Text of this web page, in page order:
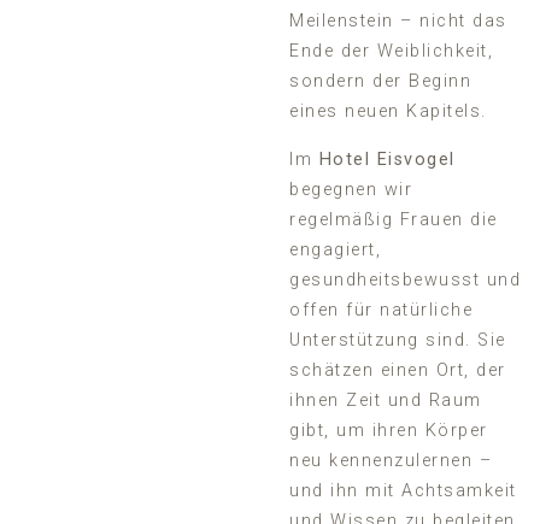
Meilenstein – nicht das
Ende der Weiblichkeit,
sondern der Beginn
eines neuen Kapitels.
Im Hotel Eisvogel
begegnen wir
regelmäßig Frauen die
engagiert,
gesundheitsbewusst und
offen für natürliche
Unterstützung sind. Sie
schätzen einen Ort, der
ihnen Zeit und Raum
gibt, um ihren Körper
neu kennenzulernen –
und ihn mit Achtsamkeit